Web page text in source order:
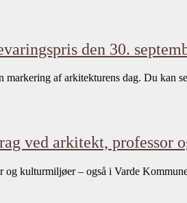
den 30.
markering af arkitekturens dag. Du
ved arkitekt, professor
og kulturmiljøer – også i Varde